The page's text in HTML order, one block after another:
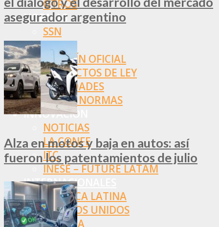
OTROS
NORMAS
SSN
SRT
BOLETÍN OFICIAL
PROYECTOS DE LEY
SOCIEDADES
OTRAS NORMAS
INNOVACIÓN
NOTICIAS
LA CONFE
ITC
INESE – FÜTURE LATAM
INTERNACIONALES
AMÉRICA LATINA
ESTADOS UNIDOS
EUROPA
asegurador argentino
Alza en motos y baja en autos: así
fueron los patentamientos de julio